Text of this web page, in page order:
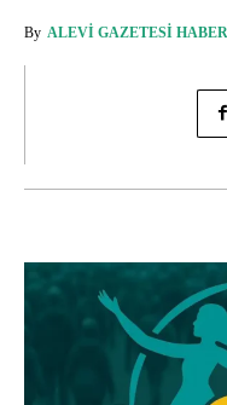
By ALEVI GAZETESI